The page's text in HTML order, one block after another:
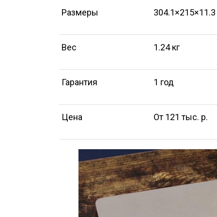
Размеры
Вес 1.24 кг
Гарантия 1 год
Цена От 121 тыс. р.